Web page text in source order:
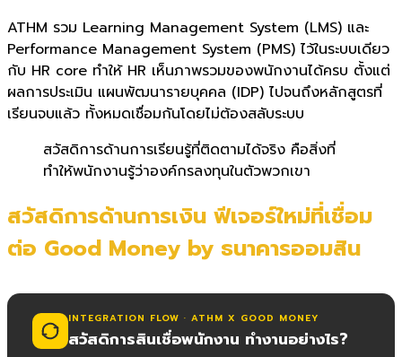
ATHM รวม Learning Management System (LMS) และ
Performance Management System (PMS) ไว้ในระบบเดียว
กับ HR core ทำให้ HR เห็นภาพรวมของพนักงานได้ครบ ตั้งแต่
ผลการประเมิน แผนพัฒนารายบุคคล (IDP) ไปจนถึงหลักสูตรที่
เรียนจบแล้ว ทั้งหมดเชื่อมกันโดยไม่ต้องสลับระบบ
สวัสดิการด้านการเรียนรู้ที่ติดตามได้จริง คือสิ่งที่
ทำให้พนักงานรู้ว่าองค์กรลงทุนในตัวพวกเขา
สวัสดิการด้านการเงิน ฟีเจอร์ใหม่ที่เชื่อม
ต่อ Good Money by ธนาคารออมสิน
INTEGRATION FLOW · ATHM X GOOD MONEY
สวัสดิการสินเชื่อพนักงาน ทำงานอย่างไร?